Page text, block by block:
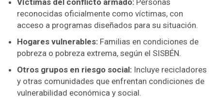
reconocidas oficialmente como víctimas, con
acceso a programas diseñados para su situación.
Hogares vulnerables: Familias en condiciones de
pobreza o pobreza extrema, según el SISBÉN.
Otros grupos en riesgo social: Incluye recicladores
y otras comunidades que enfrentan condiciones de
vulnerabilidad económica y social.